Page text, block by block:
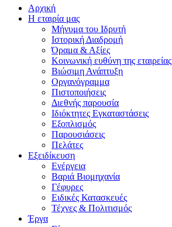
Αρχική
Η εταιρία μας
Μήνυμα του Ιδρυτή
Ιστορική Διαδρομή
Όραμα & Αξίες
Κοινωνική ευθύνη της εταιρείας
Βιώσιμη Ανάπτυξη
Οργανόγραμμα
Πιστοποιήσεις
Διεθνής παρουσία
Ιδιόκτητες Εγκαταστάσεις
Εξοπλισμός
Παρουσιάσεις
Πελάτες
Εξειδίκευση
Ενέργεια
Βαριά Βιομηχανία
Γέφυρες
Ειδικές Κατασκευές
Τέχνες & Πολιτισμός
Έργα